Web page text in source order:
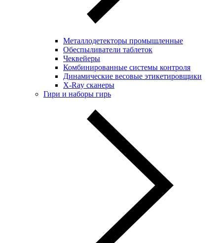
Металлодетекторы промышленные
Обеспыливатели таблеток
Чеквейеры
Комбинированные системы контроля
Динамические весовые этикетировщики
X-Ray сканеры
Гири и наборы гирь